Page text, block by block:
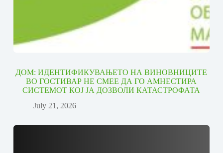
ДОМ: ИДЕНТИФИКУВАЊЕТО НА ВИНОВНИЦИТЕ
ВО ГОСТИВАР НЕ СМЕЕ ДА ГО АМНЕСТИРА
СИСТЕМОТ КОЈ ЈА ДОЗВОЛИ КАТАСТРОФАТА
July 21, 2026